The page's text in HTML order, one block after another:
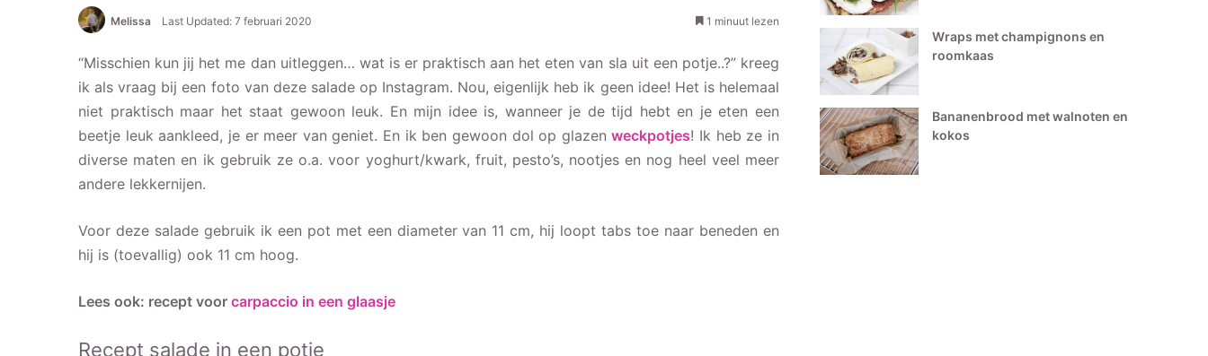
Melissa Last Updated: 7 februari 2020 1 minuut lezen
“Misschien kun jij het me dan uitleggen… wat is er praktisch aan het eten van sla uit een potje..?” kreeg
ik als vraag bij een foto van deze salade op Instagram. Nou, eigenlijk heb ik geen idee! Het is helemaal
niet praktisch maar het staat gewoon leuk. En mijn idee is, wanneer je de tijd hebt en je eten een
beetje leuk aankleed, je er meer van geniet. En ik ben gewoon dol op glazenweckpotjes! Ik heb ze in
diverse maten en ik gebruik ze o.a. voor yoghurt/kwark, fruit, pesto’s, nootjes en nog heel veel meer
andere lekkernijen.
Voor deze salade gebruik ik een pot met een diameter van 11 cm, hij loopt tabs toe naar beneden en
hij is (toevallig) ook 11 cm hoog.
Lees ook: recept voor carpaccio in een glaasje
Recept salade in een potje
Wraps met champignons en
roomkaas
Bananenbrood met walnoten en
kokos